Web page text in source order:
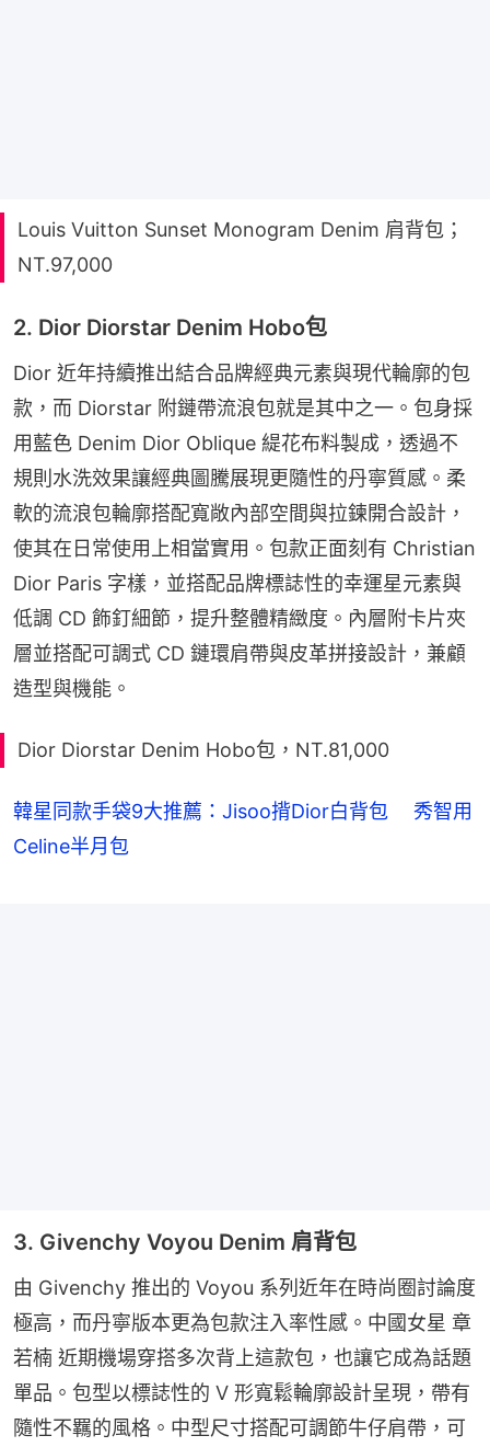
Louis Vuitton Sunset Monogram Denim 肩背包；
NT.97,000
2. Dior Diorstar Denim Hobo包
Dior 近年持續推出結合品牌經典元素與現代輪廓的包
款，而 Diorstar 附鏈帶流浪包就是其中之一。包身採
用藍色 Denim Dior Oblique 緹花布料製成，透過不
規則水洗效果讓經典圖騰展現更隨性的丹寧質感。柔
軟的流浪包輪廓搭配寬敞內部空間與拉鍊開合設計，
使其在日常使用上相當實用。包款正面刻有 Christian
Dior Paris 字樣，並搭配品牌標誌性的幸運星元素與
低調 CD 飾釘細節，提升整體精緻度。內層附卡片夾
層並搭配可調式 CD 鏈環肩帶與皮革拼接設計，兼顧
造型與機能。
Dior Diorstar Denim Hobo包，NT.81,000
韓星同款手袋9大推薦：Jisoo揹Dior白背包 秀智用
Celine半月包
3. Givenchy Voyou Denim 肩背包
由 Givenchy 推出的 Voyou 系列近年在時尚圈討論度
極高，而丹寧版本更為包款注入率性感。中國女星 章
若楠 近期機場穿搭多次背上這款包，也讓它成為話題
單品。包型以標誌性的 V 形寬鬆輪廓設計呈現，帶有
隨性不羈的風格。中型尺寸搭配可調節牛仔肩帶，可